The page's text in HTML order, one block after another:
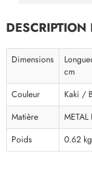
DESCRIPTION
Dimensions
cm
Couleur
Kaki /
Matière
METAL
Poids
0.62 kg